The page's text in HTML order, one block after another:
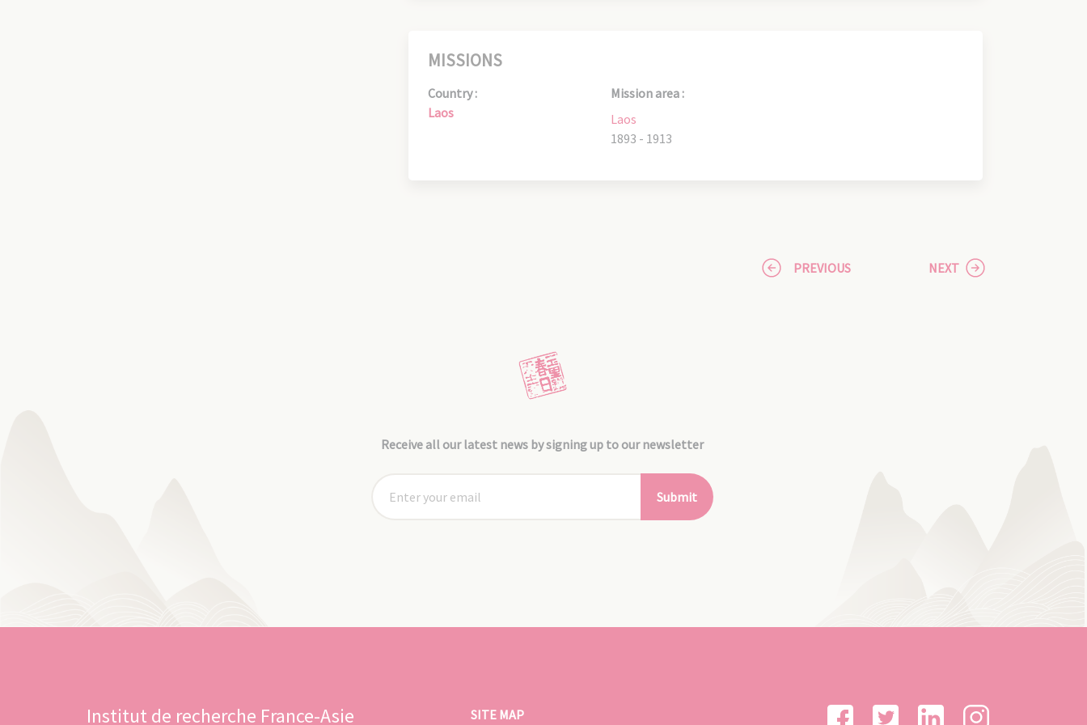
MISSIONS
Country :
Laos
Mission area :
Laos
1893 - 1913
PREVIOUS NEXT
Receive all our latest news by signing up to our newsletter
Submit
Institut de recherche France-Asie SITE MAP